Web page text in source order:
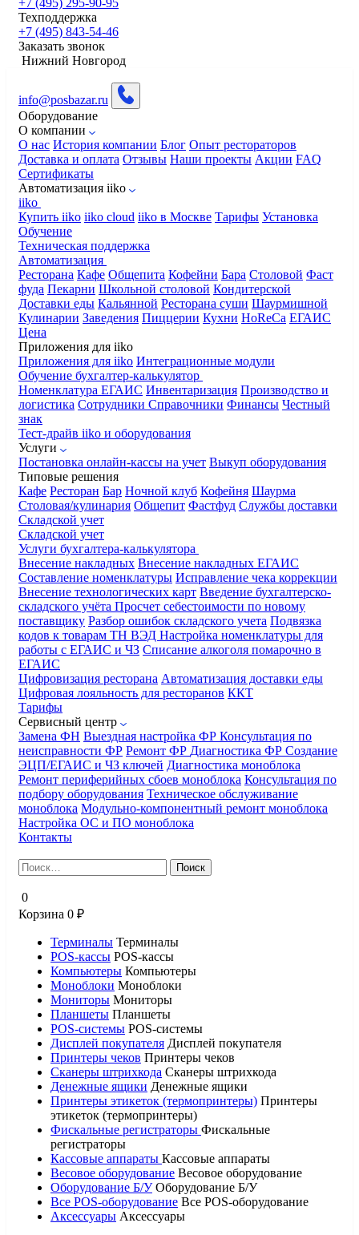
Техподдержка
+7 (495) 843-54-46
Заказать звонок
Нижний Новгород
info@posbazar.ru
Оборудование
О компании
О нас История компании Блог Опыт рестораторов
Доставка и оплата Отзывы Наши проекты Акции FAQ
Сертификаты
Автоматизация iiko
iiko
Купить iiko iiko cloud iiko в Москве Тарифы Установка
Обучение
Техническая поддержка
Автоматизация
Ресторана Кафе Общепита Кофейни Бара Столовой Фаст
фуда Пекарни Школьной столовой Кондитерской
Доставки еды Кальянной Ресторана суши Шаурмишной
Кулинарии Заведения Пиццерии Кухни HoReCa ЕГАИС
Цена
Приложения для iiko
Приложения для iiko Интеграционные модули
Обучение бухгалтер-калькулятор
Номенклатура ЕГАИС Инвентаризация Производство и
логистика Сотрудники Справочники Финансы Честный
знак
Тест-драйв iiko и оборудования
Услуги
Постановка онлайн-кассы на учет Выкуп оборудования
Типовые решения
Кафе Ресторан Бар Ночной клуб Кофейня Шаурма
Столовая/кулинария Общепит Фастфуд Службы доставки
Складской учет
Складской учет
Услуги бухгалтера-калькулятора
Внесение накладных Внесение накладных ЕГАИС
Составление номенклатуры Исправление чека коррекции
Внесение технологических карт Введение бухгалтерско-
складского учёта Просчет себестоимости по новому
поставщику Разбор ошибок складского учета Подвязка
кодов к товарам ТН ВЭД Настройка номенклатуры для
работы с ЕГАИС и ЧЗ Списание алкоголя помарочно в
ЕГАИС
Цифровизация ресторана Автоматизация доставки еды
Цифровая лояльность для ресторанов ККТ
Тарифы
Сервисный центр
Замена ФН Выездная настройка ФР Консультация по
неисправности ФР Ремонт ФР Диагностика ФР Создание
ЭЦП/ЕГАИС и ЧЗ ключей Диагностика моноблока
Ремонт периферийных сбоев моноблока Консультация по
подбору оборудования Техническое обслуживание
моноблока Модульно-компонентный ремонт моноблока
Настройка ОС и ПО моноблока
Контакты
Найти:
0
Корзина 0 ₽
Терминалы Терминалы
POS-кассы POS-кассы
Компьютеры Компьютеры
Моноблоки Моноблоки
Мониторы Мониторы
Планшеты Планшеты
POS-системы POS-системы
Дисплей покупателя Дисплей покупателя
Принтеры чеков Принтеры чеков
Сканеры штрихкода Сканеры штрихкода
Денежные ящики Денежные ящики
Принтеры этикеток (термопринтеры) Принтеры
этикеток (термопринтеры)
Фискальные регистраторы Фискальные
регистраторы
Кассовые аппараты Кассовые аппараты
Весовое оборудование Весовое оборудование
Оборудование Б/У Оборудование Б/У
Все POS-оборудование Все POS-оборудование
Аксессуары Аксессуары